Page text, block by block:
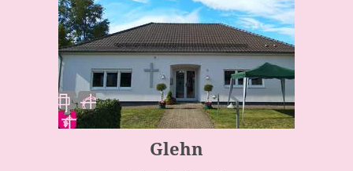
Glehn